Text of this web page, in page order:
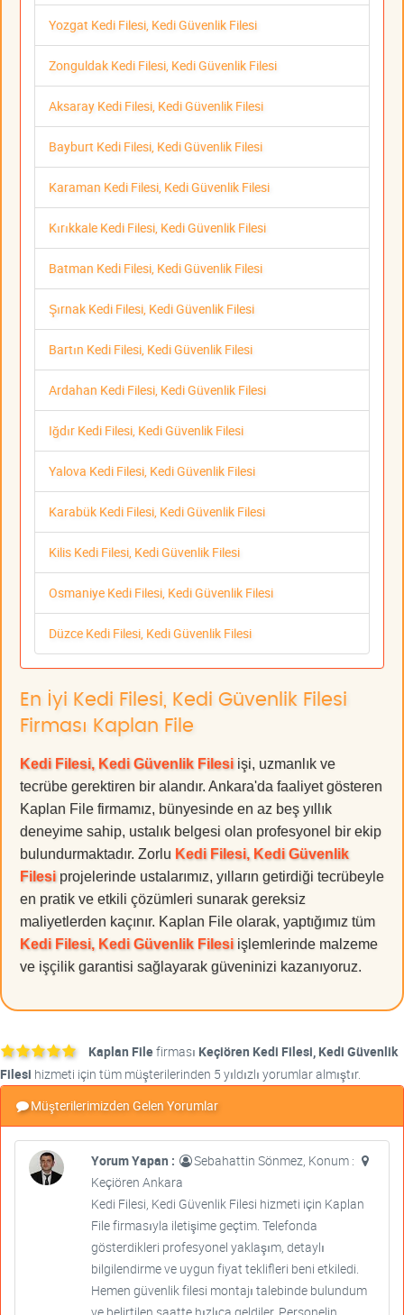
Yozgat Kedi Filesi, Kedi Güvenlik Filesi
Zonguldak Kedi Filesi, Kedi Güvenlik Filesi
Aksaray Kedi Filesi, Kedi Güvenlik Filesi
Bayburt Kedi Filesi, Kedi Güvenlik Filesi
Karaman Kedi Filesi, Kedi Güvenlik Filesi
Kırıkkale Kedi Filesi, Kedi Güvenlik Filesi
Batman Kedi Filesi, Kedi Güvenlik Filesi
Şırnak Kedi Filesi, Kedi Güvenlik Filesi
Bartın Kedi Filesi, Kedi Güvenlik Filesi
Ardahan Kedi Filesi, Kedi Güvenlik Filesi
Iğdır Kedi Filesi, Kedi Güvenlik Filesi
Yalova Kedi Filesi, Kedi Güvenlik Filesi
Karabük Kedi Filesi, Kedi Güvenlik Filesi
Kilis Kedi Filesi, Kedi Güvenlik Filesi
Osmaniye Kedi Filesi, Kedi Güvenlik Filesi
Düzce Kedi Filesi, Kedi Güvenlik Filesi
En İyi Kedi Filesi, Kedi Güvenlik Filesi
Firması Kaplan File
Kedi Filesi, Kedi Güvenlik Filesi işi, uzmanlık ve
tecrübe gerektiren bir alandır. Ankara'da faaliyet gösteren
Kaplan File firmamız, bünyesinde en az beş yıllık
deneyime sahip, ustalık belgesi olan profesyonel bir ekip
bulundurmaktadır. Zorlu Kedi Filesi, Kedi Güvenlik
Filesi projelerinde ustalarımız, yılların getirdiği tecrübeyle
en pratik ve etkili çözümleri sunarak gereksiz
maliyetlerden kaçınır. Kaplan File olarak, yaptığımız tüm
Kedi Filesi, Kedi Güvenlik Filesi işlemlerinde malzeme
ve işçilik garantisi sağlayarak güveninizi kazanıyoruz.
Kaplan Filefirması Keçiören Kedi Filesi, Kedi Güvenlik
Filesi hizmeti için tüm müşterilerinden 5 yıldızlı yorumlar almıştır.
Müşterilerimizden Gelen Yorumlar
Yorum Yapan :
Sebahattin Sönmez, Konum :
Keçiören Ankara
Kedi Filesi, Kedi Güvenlik Filesi hizmeti için Kaplan
File firmasıyla iletişime geçtim. Telefonda
gösterdikleri profesyonel yaklaşım, detaylı
bilgilendirme ve uygun fiyat teklifleri beni etkiledi.
Hemen güvenlik filesi montajı talebinde bulundum